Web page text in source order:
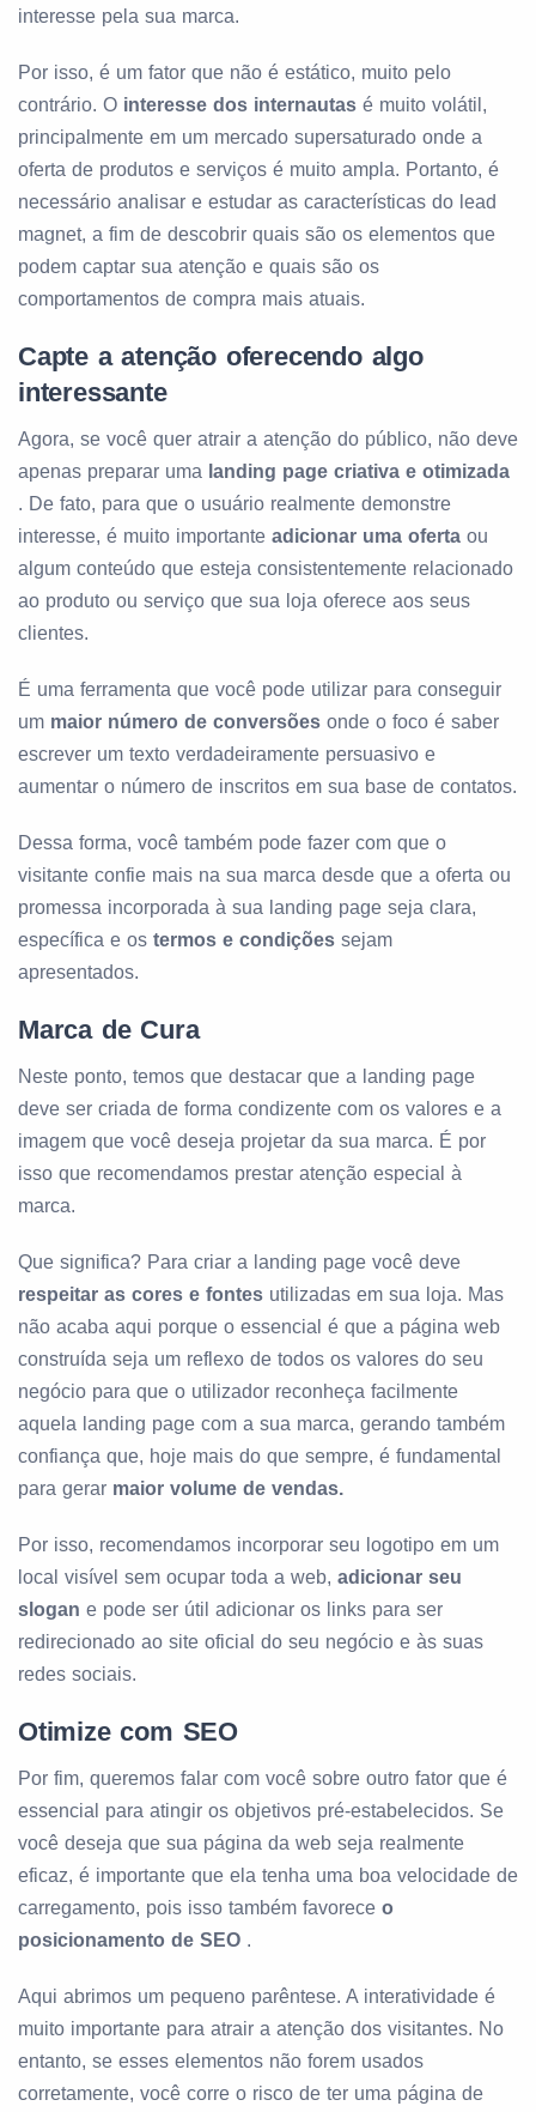
interesse pela sua marca.
Por isso, é um fator que não é estático, muito pelo
contrário. O interesse dos internautas é muito volátil,
principalmente em um mercado supersaturado onde a
oferta de produtos e serviços é muito ampla. Portanto, é
necessário analisar e estudar as características do lead
magnet, a fim de descobrir quais são os elementos que
podem captar sua atenção e quais são os
comportamentos de compra mais atuais.
Capte a atenção oferecendo algo
interessante
Agora, se você quer atrair a atenção do público, não deve
apenas preparar uma landing page criativa e otimizada
. De fato, para que o usuário realmente demonstre
interesse, é muito importante adicionar uma oferta ou
algum conteúdo que esteja consistentemente relacionado
ao produto ou serviço que sua loja oferece aos seus
clientes.
É uma ferramenta que você pode utilizar para conseguir
um maior número de conversões onde o foco é saber
escrever um texto verdadeiramente persuasivo e
aumentar o número de inscritos em sua base de contatos.
Dessa forma, você também pode fazer com que o
visitante confie mais na sua marca desde que a oferta ou
promessa incorporada à sua landing page seja clara,
específica e os termos e condições sejam
apresentados.
Marca de Cura
Neste ponto, temos que destacar que a landing page
deve ser criada de forma condizente com os valores e a
imagem que você deseja projetar da sua marca. É por
isso que recomendamos prestar atenção especial à
marca.
Que significa? Para criar a landing page você deve
respeitar as cores e fontes utilizadas em sua loja. Mas
não acaba aqui porque o essencial é que a página web
construída seja um reflexo de todos os valores do seu
negócio para que o utilizador reconheça facilmente
aquela landing page com a sua marca, gerando também
confiança que, hoje mais do que sempre, é fundamental
para gerar maior volume de vendas.
Por isso, recomendamos incorporar seu logotipo em um
local visível sem ocupar toda a web, adicionar seu
slogan e pode ser útil adicionar os links para ser
redirecionado ao site oficial do seu negócio e às suas
redes sociais.
Otimize com SEO
Por fim, queremos falar com você sobre outro fator que é
essencial para atingir os objetivos pré-estabelecidos. Se
você deseja que sua página da web seja realmente
eficaz, é importante que ela tenha uma boa velocidade de
carregamento, pois isso também favorece o
posicionamento de SEO .
Aqui abrimos um pequeno parêntese. A interatividade é
muito importante para atrair a atenção dos visitantes. No
entanto, se esses elementos não forem usados
corretamente, você corre o risco de ter uma página de